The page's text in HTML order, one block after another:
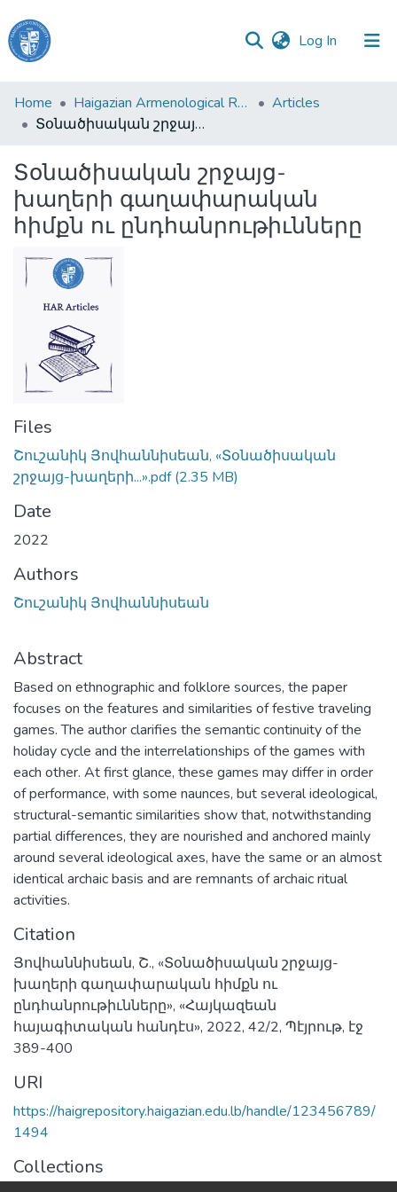
Log In (current)
Haigazian
University
&
Collections
All of DSpace
Home Haigazian Armenological Review
Articles
Տօնածիսական շրջայց-խաղերի գաղափարական հիմքն ու ընդհանրութիւնները
Տօնածիսական շրջայց-
խաղերի գաղափարական
հիմքն ու ընդհանրութիւնները
Files
Շուշանիկ Յովհաննիսեան, «Տօնածիսական
շրջայց-խաղերի...».pdf(2.35 MB)
Date
2022
Authors
Շուշանիկ Յովհաննիսեան
Abstract
Based on ethnographic and folklore sources, the paper
focuses on the features and similarities of festive traveling
games. The author clarifies the semantic continuity of the
holiday cycle and the interrelationships of the games with
each other. At first glance, these games may differ in order
of performance, with some naunces, but several ideological,
structural-semantic similarities show that, notwithstanding
partial differences, they are nourished and anchored mainly
around several ideological axes, have the same or an almost
identical archaic basis and are remnants of archaic ritual
activities.
Citation
Յովհաննիսեան, Շ., «Տօնածիսական շրջայց-
խաղերի գաղափարական հիմքն ու
ընդհանրութիւնները», «Հայկազեան
հայագիտական հանդէս», 2022, 42/2, Պէյրութ, էջ
389-400
URI
https://haigrepository.haigazian.edu.lb/handle/123456789/
1494
Collections